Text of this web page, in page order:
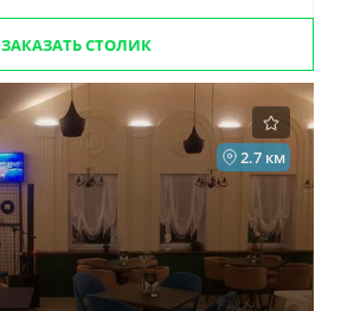
ЗАКАЗАТЬ СТОЛИК
2.7 км